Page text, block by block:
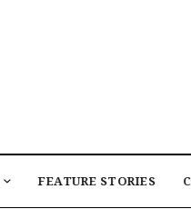
FEATURE STORIES